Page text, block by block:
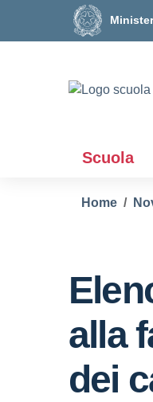
Vai ai contenuti
Vai al menu di navigazione
Scuola
Home
alla
dei